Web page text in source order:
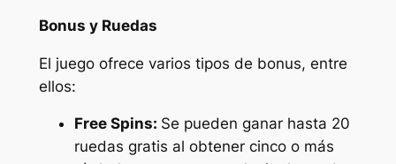
Bonus y Ruedas
El juego ofrece varios tipos de bonus, entre
ellos:
Free Spins: Se pueden ganar hasta 20
ruedas gratis al obtener cinco o más